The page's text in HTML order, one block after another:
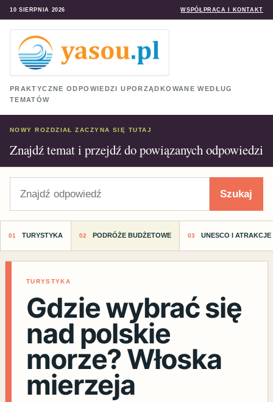
10 SIERPNIA 2026 WSPÓŁPRACA I KONTAKT
PRAKTYCZNE ODPOWIEDZI UPORZĄDKOWANE WEDŁUG
TEMATÓW
NOWY ROZDZIAŁ ZACZYNA SIĘ TUTAJ
Znajdź temat i przejdź do powiązanych odpowiedzi
Szukaj
TURYSTYKA PODRÓŻE BUDŻETOWE UNESCO I
TURYSTYKA
Gdzie wybrać się
nad polskie
morze? Włoska
mierzeja